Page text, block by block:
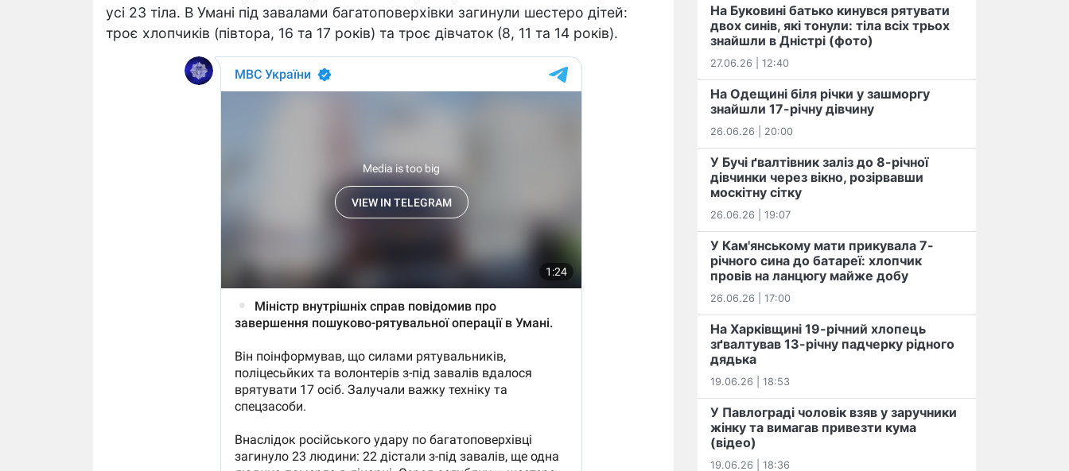
усі 23 тіла. В Умані під завалами багатоповерхівки загинули шестеро дітей:
троє хлопчиків (півтора, 16 та 17 років) та троє дівчаток (8, 11 та 14 років).
На Буковині батько кинувся рятувати
двох синів, які тонули: тіла всіх трьох
знайшли в Дністрі (фото)
27.06.26 | 12:40
На Одещині біля річки у зашморгу
знайшли 17-річну дівчину
26.06.26 | 20:00
У Бучі ґвалтівник заліз до 8-річної
дівчинки через вікно, розірвавши
москітну сітку
26.06.26 | 19:07
У Кам'янському мати прикувала 7-
річного сина до батареї: хлопчик
провів на ланцюгу майже добу
26.06.26 | 17:00
На Харківщині 19-річний хлопець​
️зґвалтував 13-річну падчерку рідного
дядька
19.06.26 | 18:53
У Павлограді чоловік взяв у заручники
жінку та вимагав привезти кума
(відео)
19.06.26 | 18:36